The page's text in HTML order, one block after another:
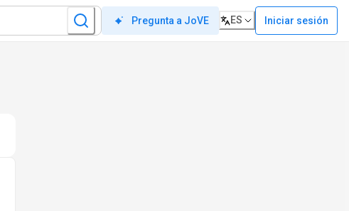
Pregunta a JoVE ES Iniciar sesión